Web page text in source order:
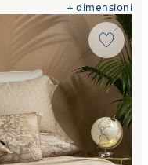
+dimensioni
safari in Raso di